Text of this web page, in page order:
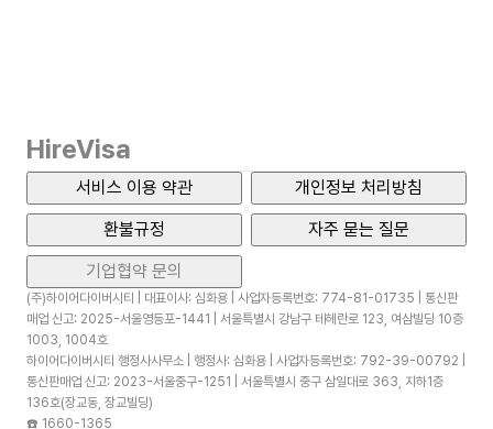
HireVisa
서비스 이용 약관
개인정보 처리방침
환불규정
자주 묻는 질문
기업협약 문의
(주)하이어다이버시티 | 대표이사: 심화용 | 사업자등록번호: 774-81-01735 | 통신판
매업 신고: 2025-서울영등포-1441 | 서울특별시 강남구 테헤란로 123, 여삼빌딩 10층
1003, 1004호
하이어다이버시티 행정사사무소 | 행정사: 심화용 | 사업자등록번호: 792-39-00792 |
통신판매업 신고: 2023-서울중구-1251 | 서울특별시 중구 삼일대로 363, 지하1층
136호(장교동, 장교빌딩)
☎️ 1660-1365